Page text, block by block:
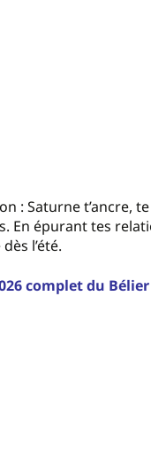
: Saturne t’ancre,
En épurant tes
l’été.
complet du Bélier